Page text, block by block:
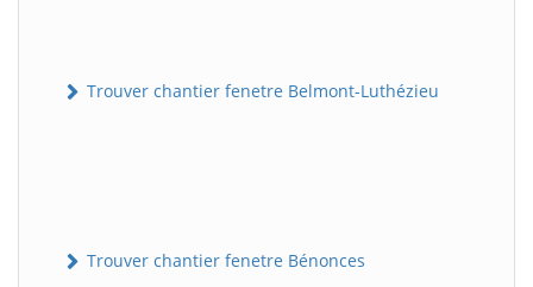
Trouver chantier fenetre Belmont-Luthézieu
Trouver chantier fenetre Bénonces